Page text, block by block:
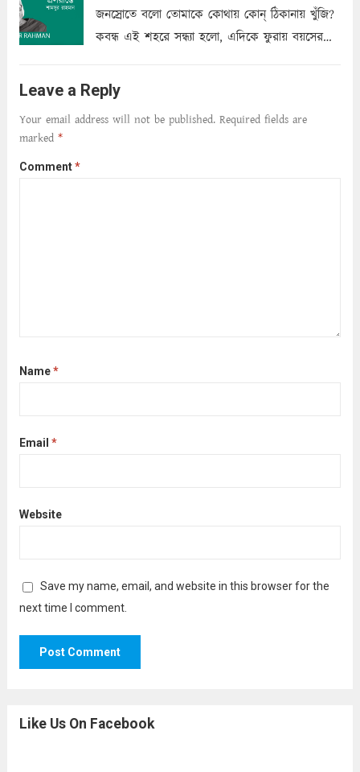
জনস্রোতে বলো তোমাকে কোথায় কোন্‌ ঠিকানায় খুঁজি?
কবন্ধ এই শহরে সন্ধ্যা হলো, এদিকে ফুরায় বয়সের
আমার শরীরে সখ্য গড়ে, তোমার গহন ঊর্মিল যৌবন
আনে আশ্বন...
Leave a Reply
Your email address will not be published. Required fields are
marked *
Comment*
Name*
Email *
Website
Save my name, email, and website in this browser for the
next time I comment.
Like Us On Facebook